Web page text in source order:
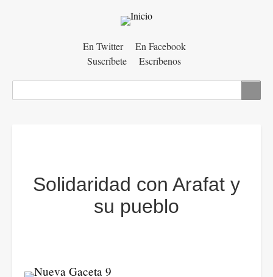
En Twitter
En Facebook
Suscríbete
Escríbenos
Solidaridad con Arafat y
su pueblo